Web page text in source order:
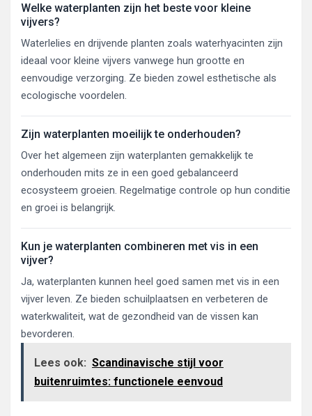
Welke waterplanten zijn het beste voor kleine
vijvers?
Waterlelies en drijvende planten zoals waterhyacinten zijn
ideaal voor kleine vijvers vanwege hun grootte en
eenvoudige verzorging. Ze bieden zowel esthetische als
ecologische voordelen.
Zijn waterplanten moeilijk te onderhouden?
Over het algemeen zijn waterplanten gemakkelijk te
onderhouden mits ze in een goed gebalanceerd
ecosysteem groeien. Regelmatige controle op hun conditie
en groei is belangrijk.
Kun je waterplanten combineren met vis in een
vijver?
Ja, waterplanten kunnen heel goed samen met vis in een
vijver leven. Ze bieden schuilplaatsen en verbeteren de
waterkwaliteit, wat de gezondheid van de vissen kan
bevorderen.
Lees ook: Scandinavische stijl voor
buitenruimtes: functionele eenvoud